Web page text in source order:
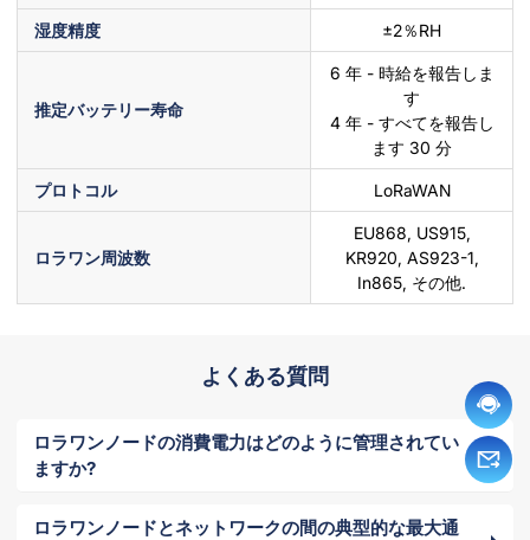
湿度精度 ±2％RH
推定バッテリー寿命
6 年 - 時給を報告しま
す
4 年 - すべてを報告し
ます 30 分
プロトコル LoRaWAN
ロラワン周波数
EU868, US915,
KR920, AS923-1,
In865, その他.
よくある質問
ロラワンノードの消費電力はどのように管理されてい
ますか?
ロラワンノードとネットワークの間の典型的な最大通